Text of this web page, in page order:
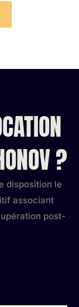
?
disposition le
associant
post-